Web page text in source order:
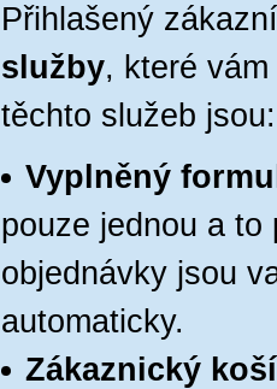
Přihlašený
služby, které
těchto služeb jsou:
Vyplněný
pouze jednou a
objednávky jsou
automaticky.
Zákaznický